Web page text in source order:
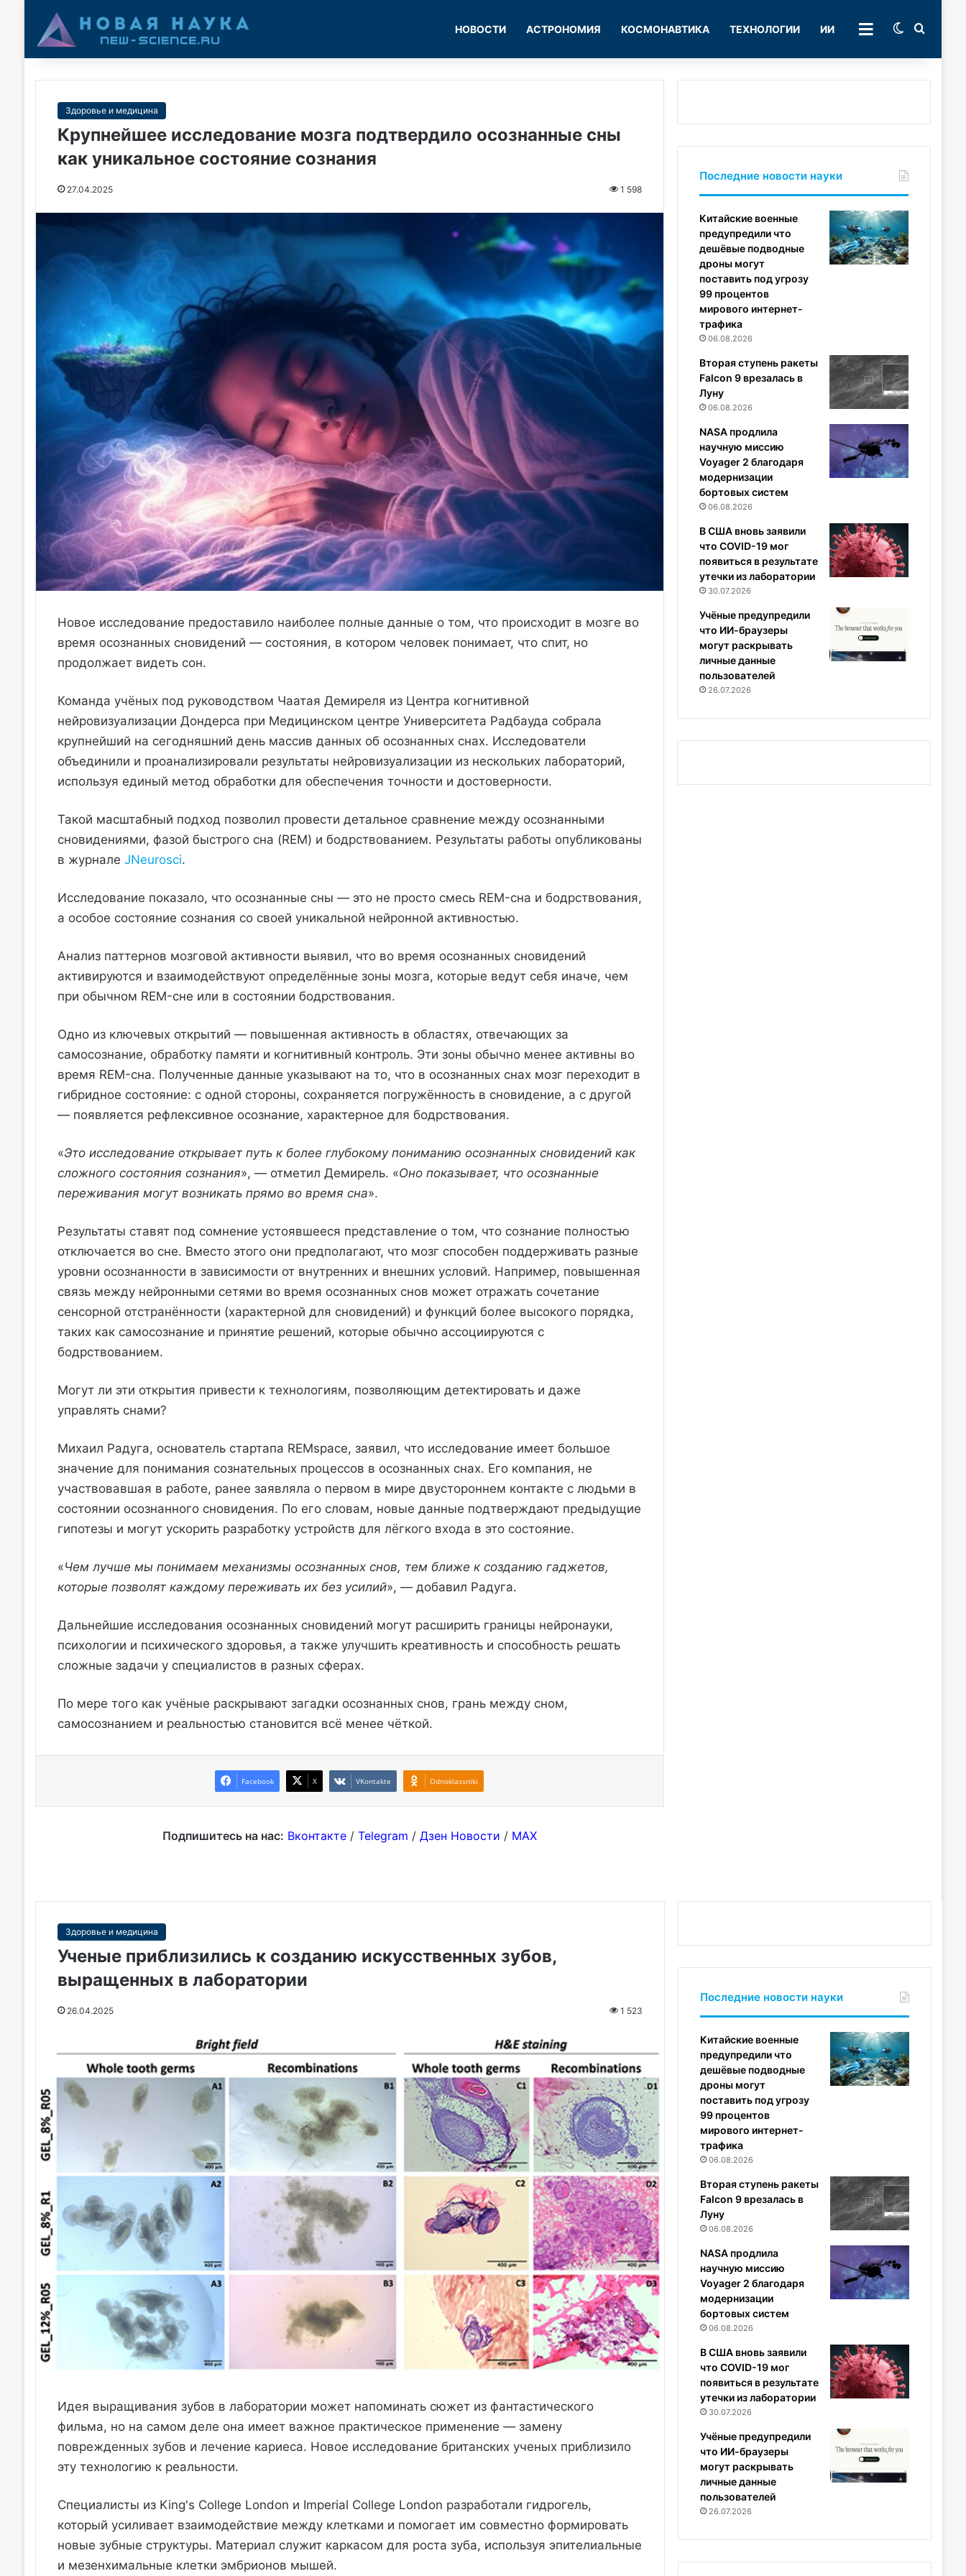
НОВОСТИ АСТРОНОМИЯ КОСМОНАВТИКА ТЕХНОЛОГИИ ИИ РУБРИКИSwitch skin
Здоровье и медицина
Крупнейшее исследование мозга подтвердило осознанные сны
как уникальное состояние сознания
27.04.2025 1 598
Новое исследование предоставило наиболее полные данные о том, что происходит в мозге во
время осознанных сновидений — состояния, в котором человек понимает, что спит, но
продолжает видеть сон.
Команда учёных под руководством Чаатая Демиреля из Центра когнитивной
нейровизуализации Дондерса при Медицинском центре Университета Радбауда собрала
крупнейший на сегодняшний день массив данных об осознанных снах. Исследователи
объединили и проанализировали результаты нейровизуализации из нескольких лабораторий,
используя единый метод обработки для обеспечения точности и достоверности.
Такой масштабный подход позволил провести детальное сравнение между осознанными
сновидениями, фазой быстрого сна (REM) и бодрствованием. Результаты работы опубликованы
в журнале JNeurosci.
Исследование показало, что осознанные сны — это не просто смесь REM-сна и бодрствования,
а особое состояние сознания со своей уникальной нейронной активностью.
Анализ паттернов мозговой активности выявил, что во время осознанных сновидений
активируются и взаимодействуют определённые зоны мозга, которые ведут себя иначе, чем
при обычном REM-сне или в состоянии бодрствования.
Одно из ключевых открытий — повышенная активность в областях, отвечающих за
самосознание, обработку памяти и когнитивный контроль. Эти зоны обычно менее активны во
время REM-сна. Полученные данные указывают на то, что в осознанных снах мозг переходит в
гибридное состояние: с одной стороны, сохраняется погружённость в сновидение, а с другой
— появляется рефлексивное осознание, характерное для бодрствования.
«Это исследование открывает путь к более глубокому пониманию осознанных сновидений как
сложного состояния сознания», — отметил Демирель. «Оно показывает, что осознанные
переживания могут возникать прямо во время сна».
Результаты ставят под сомнение устоявшееся представление о том, что сознание полностью
отключается во сне. Вместо этого они предполагают, что мозг способен поддерживать разные
уровни осознанности в зависимости от внутренних и внешних условий. Например, повышенная
связь между нейронными сетями во время осознанных снов может отражать сочетание
сенсорной отстранённости (характерной для сновидений) и функций более высокого порядка,
таких как самосознание и принятие решений, которые обычно ассоциируются с
бодрствованием.
Могут ли эти открытия привести к технологиям, позволяющим детектировать и даже
управлять снами?
Михаил Радуга, основатель стартапа REMspace, заявил, что исследование имеет большое
значение для понимания сознательных процессов в осознанных снах. Его компания, не
участвовавшая в работе, ранее заявляла о первом в мире двустороннем контакте с людьми в
состоянии осознанного сновидения. По его словам, новые данные подтверждают предыдущие
гипотезы и могут ускорить разработку устройств для лёгкого входа в это состояние.
«Чем лучше мы понимаем механизмы осознанных снов, тем ближе к созданию гаджетов,
которые позволят каждому переживать их без усилий», — добавил Радуга.
Дальнейшие исследования осознанных сновидений могут расширить границы нейронауки,
психологии и психического здоровья, а также улучшить креативность и способность решать
сложные задачи у специалистов в разных сферах.
По мере того как учёные раскрывают загадки осознанных снов, грань между сном,
самосознанием и реальностью становится всё менее чёткой.
Facebook X VKontakte Odnoklassniki
Подпишитесь на нас: Вконтакте/ Telegram / Дзен Новости / MAX
Последние новости науки
Китайские военные
предупредили что
дешёвые подводные
дроны могут
поставить под угрозу
99 процентов
мирового интернет-
трафика
06.08.2026
Вторая ступень ракеты
Falcon 9 врезалась в
Луну
06.08.2026
NASA продлила
научную миссию
Voyager 2 благодаря
модернизации
бортовых систем
06.08.2026
В США вновь заявили
что COVID-19 мог
появиться в результате
утечки из лаборатории
30.07.2026
Учёные предупредили
что ИИ-браузеры
могут раскрывать
личные данные
пользователей
26.07.2026